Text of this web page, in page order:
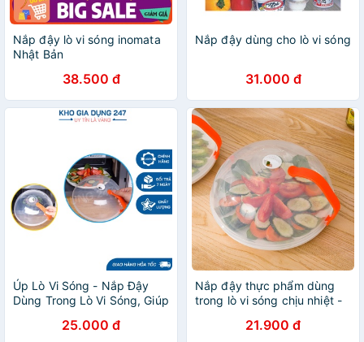
Nắp đậy lò vi sóng inomata
Nhật Bản
38.500 đ
Nắp đậy dùng cho lò vi sóng
31.000 đ
Úp Lò Vi Sóng - Nắp Đậy
Dùng Trong Lò Vi Sóng, Giúp
Hâm - Úp Lò Vi Sóng Ikei
25.000 đ
Nắp đậy thực phẩm dùng
trong lò vi sóng chịu nhiệt -
cầm tiện dụng21.900 đ